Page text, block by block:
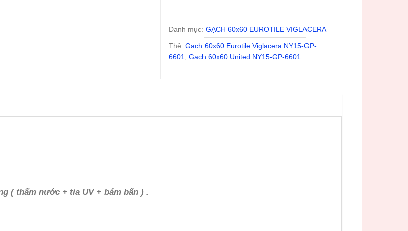
Danh mục: GẠCH 60x60 EUROTILE VIGLACERA
Thẻ: Gạch 60x60 Eurotile Viglacera NY15-GP-
6601, Gạch 60x60 United NY15-GP-6601
( thấm nước + tia UV + bám bẩn ) .